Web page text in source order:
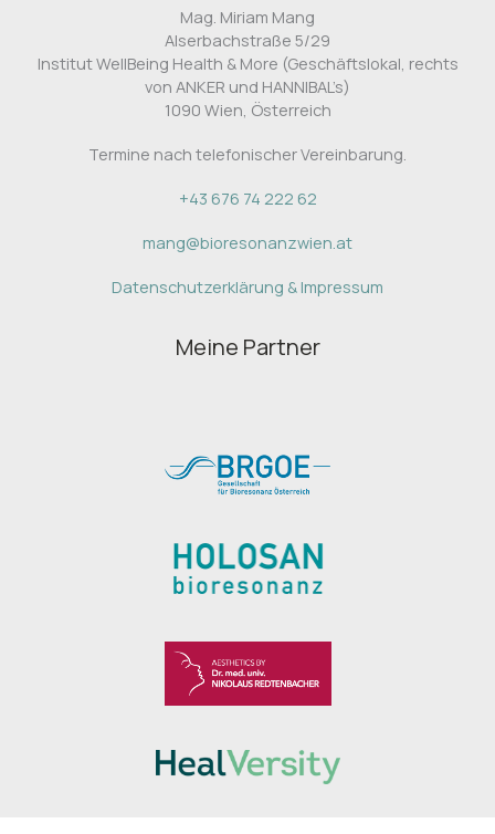
Mag. Miriam Mang
Alserbachstraße 5/29
Institut WellBeing Health & More (Geschäftslokal, rechts
von ANKER und HANNIBAL’s)
1090 Wien, Österreich
Termine nach telefonischer Vereinbarung.
+43 676 74 222 62
mang@bioresonanzwien.at
Datenschutzerklärung & Impressum
Meine Partner